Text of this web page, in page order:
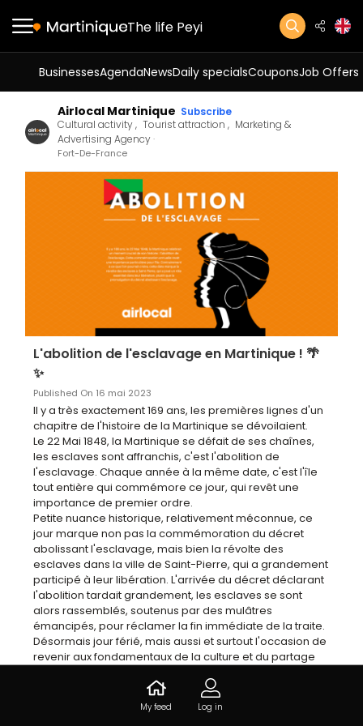
The life Peyi
BusinessesAgendaNewsDaily specialsCouponsJob Offers
Airlocal Martinique Subscribe
Cultural activity Tourist attraction
Marketing &
Advertising Agency
Fort-De-France
L'abolition de l'esclavage en Martinique ! 🌴
✨
Published On 16 mai 2023
Il y a très exactement 169 ans, les premières lignes d'un
chapitre de l'histoire de la Martinique se dévoilaient.
Le 22 Mai 1848, la Martinique se défait de ses chaînes,
les esclaves sont affranchis, c'est l'abolition de
l'esclavage. Chaque année à la même date, c'est l'île
tout entière qui commémore ce jour, qui revêt une
importance de premier ordre.
Petite nuance historique, relativement méconnue, ce
jour marque non pas la commémoration du décret
abolissant l'esclavage, mais bien la révolte des
esclaves dans la ville de Saint-Pierre, qui a grandement
participé à leur libération. L'arrivée du décret déclarant
l'abolition tardait grandement, les esclaves se sont
alors rassemblés, soutenus par des mulâtres
émancipés, pour réclamer la fin immédiate de la traite.
Désormais jour férié, mais aussi et surtout l'occasion de
revenir aux fondamentaux de la culture et du partage
Si le nom de l'abolitionniste Victor Schœlcher vous est
My feed Log in